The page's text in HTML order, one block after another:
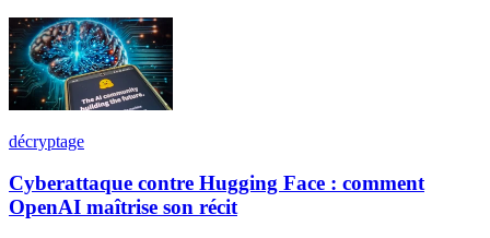
décryptage
Cyberattaque contre Hugging Face : comment
OpenAI maîtrise son récit